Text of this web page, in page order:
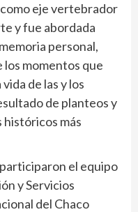
eje vertebrador
y fue abordada
personal,
momentos que
de las y los
de planteos y
históricos más
el equipo
y Servicios
del Chaco